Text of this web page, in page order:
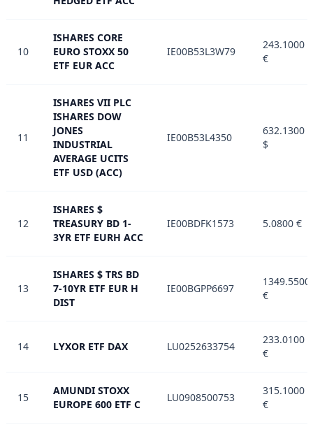
10
ISHARES CORE
EURO STOXX 50
ETF EUR ACC
IE00B53L3W79
243.1000
€
11
ISHARES VII PLC
ISHARES DOW
JONES
INDUSTRIAL
AVERAGE UCITS
ETF USD (ACC)
IE00B53L4350
632.1300
$
12
ISHARES $
TREASURY BD 1-
3YR ETF EURH ACC
IE00BDFK1573 5.0800 €
13
ISHARES $ TRS BD
7-10YR ETF EUR H
DIST
IE00BGPP6697
1349.5500
€
14 LYXOR ETF DAX LU0252633754
233.0100
€
15
AMUNDI STOXX
EUROPE 600 ETF C
LU0908500753
315.1000
€